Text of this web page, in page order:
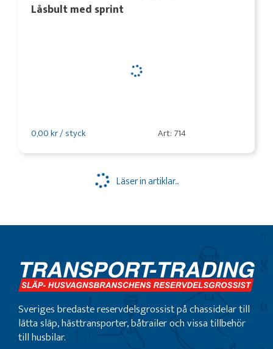
Låsbult med sprint
0,00 kr / styck Art: 714
Läser in artiklar...
Sveriges bredaste reservdelsgrossist på chassidelar till
lätta släp, hästtransporter, båtrailer och vissa tillbehör
till husbilar.